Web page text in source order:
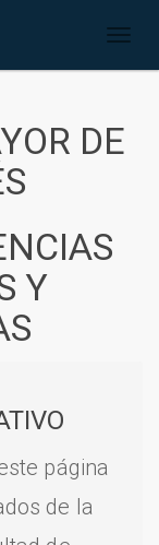
DE
Y
página
de la